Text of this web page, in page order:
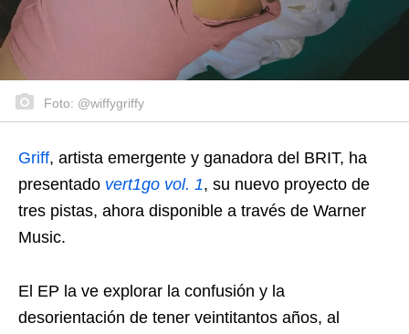
Foto: @wiffygriffy
Griff, artista emergente y ganadora del BRIT, ha
presentado vert1go vol. 1, su nuevo proyecto de
tres pistas, ahora disponible a través de Warner
Music.
El EP la ve explorar la confusión y la
desorientación de tener veintitantos años, al